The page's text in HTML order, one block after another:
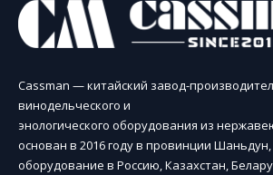
Cassman — китайский завод-
винодельческого и
энологического оборудования из
основан в 2016 году в провинции
оборудование в Россию, Казахстан,